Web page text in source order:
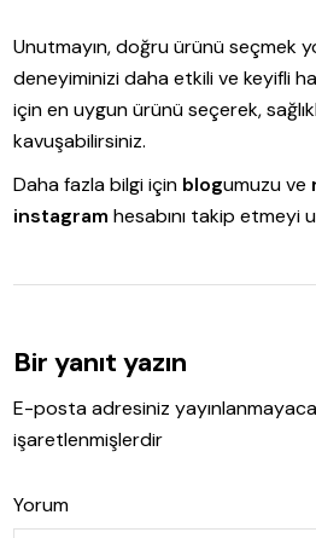
Unutmayın, doğru ürünü seçmek
deneyiminizi daha etkili ve keyifli
için en uygun ürünü seçerek,
kavuşabilirsiniz.
Daha fazla bilgi için blogumuzu ve
instagram hesabını takip etmeyi
Bir yanıt yazın
E-posta adresiniz
işaretlenmişlerdir
Yorum